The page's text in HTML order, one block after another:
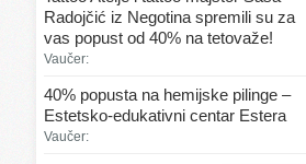
Svet kulinarstva
Svet lepote
Svet mode
Radojčić iz Negotina spremili su za
vas popust od 40% na tetovaže!
Vaučer:
40% popusta na hemijske pilinge –
Estetsko-edukativni centar Estera
Vaučer: